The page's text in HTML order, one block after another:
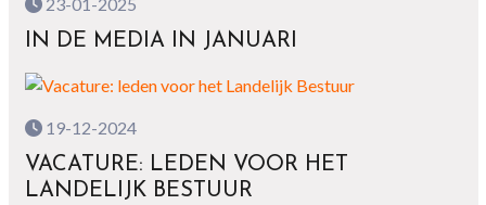
IN DE MEDIA IN JANUARI
19-12-2024
VACATURE: LEDEN VOOR HET
LANDELIJK BESTUUR